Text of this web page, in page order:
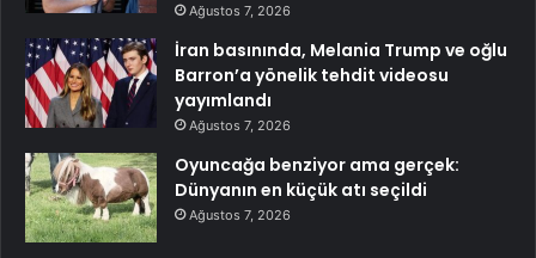
Ağustos 7, 2026
İran basınında, Melania Trump ve oğlu
Barron’a yönelik tehdit videosu
yayımlandı
Ağustos 7, 2026
Oyuncağa benziyor ama gerçek:
Dünyanın en küçük atı seçildi
Ağustos 7, 2026